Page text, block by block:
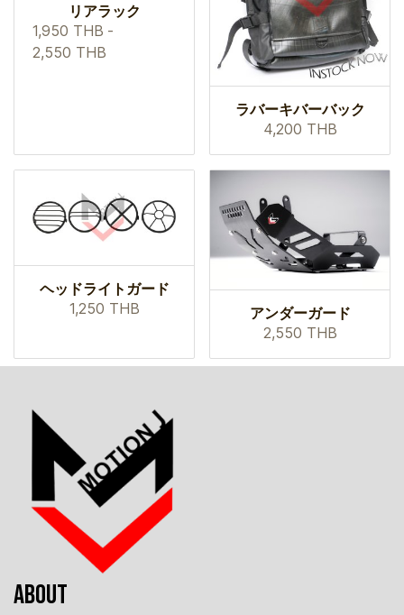
リアラック
1,950 THB -
2,550 THB
ラバーキバーバック
4,200 THB
ヘッドライトガード
1,250 THB アンダーガード
2,550 THB
ABOUT